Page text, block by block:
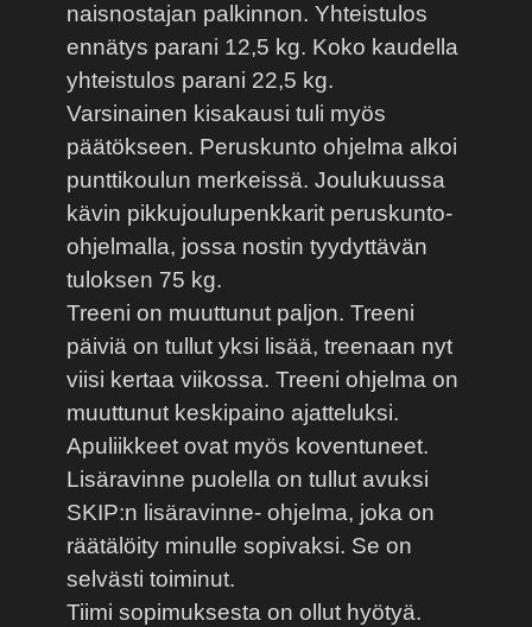
naisnostajan palkinnon. Yhteistulos
ennätys parani 12,5 kg. Koko kaudella
yhteistulos parani 22,5 kg.
Varsinainen kisakausi tuli myös
päätökseen. Peruskunto ohjelma alkoi
punttikoulun merkeissä. Joulukuussa
kävin pikkujoulupenkkarit peruskunto-
ohjelmalla, jossa nostin tyydyttävän
tuloksen 75 kg.
Treeni on muuttunut paljon. Treeni
päiviä on tullut yksi lisää, treenaan nyt
viisi kertaa viikossa. Treeni ohjelma on
muuttunut keskipaino ajatteluksi.
Apuliikkeet ovat myös koventuneet.
Lisäravinne puolella on tullut avuksi
SKIP:n lisäravinne- ohjelma, joka on
räätälöity minulle sopivaksi. Se on
selvästi toiminut.
Tiimi sopimuksesta on ollut hyötyä.